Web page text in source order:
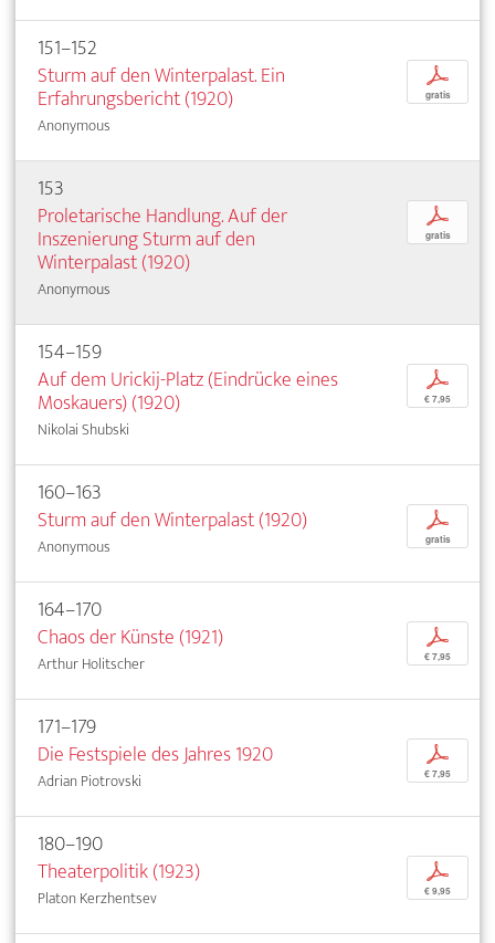
151–152
Sturm auf den Winterpalast. Ein
Erfahrungsbericht (1920)
Anonymous
p
gratis
153
Proletarische Handlung. Auf der
Inszenierung Sturm auf den
Winterpalast (1920)
Anonymous
p
gratis
154–159
Auf dem Urickij-Platz (Eindrücke eines
Moskauers) (1920)
Nikolai Shubski
p
€ 7,95
160–163
Sturm auf den Winterpalast (1920)
Anonymous
p
gratis
164–170
Chaos der Künste (1921)
Arthur Holitscher
p
€ 7,95
171–179
Die Festspiele des Jahres 1920
Adrian Piotrovski
p
€ 7,95
180–190
Theaterpolitik (1923)
Platon Kerzhentsev
p
€ 9,95